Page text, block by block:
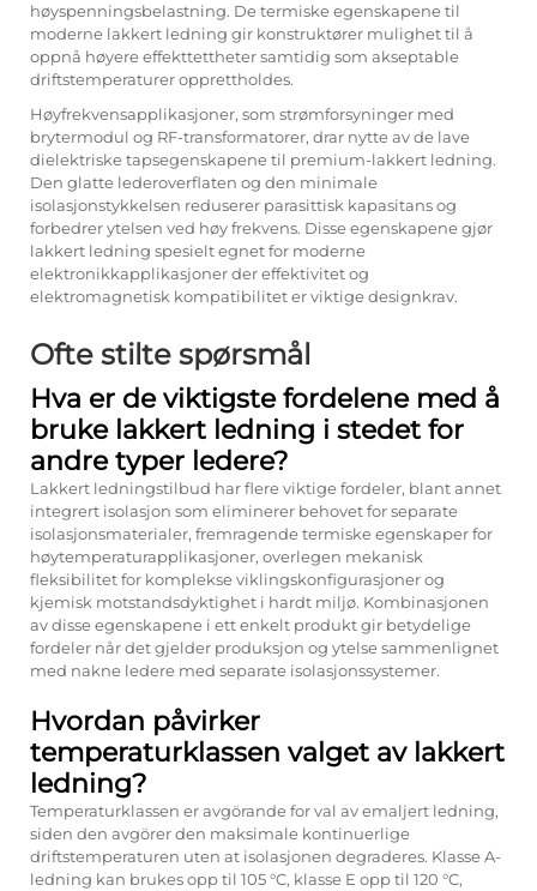
høyspenningsbelastning. De termiske egenskapene til
moderne lakkert ledning gir konstruktører mulighet til å
oppnå høyere effekttettheter samtidig som akseptable
driftstemperaturer opprettholdes.
Høyfrekvensapplikasjoner, som strømforsyninger med
brytermodul og RF-transformatorer, drar nytte av de lave
dielektriske tapsegenskapene til premium-lakkert ledning.
Den glatte lederoverflaten og den minimale
isolasjonstykkelsen reduserer parasittisk kapasitans og
forbedrer ytelsen ved høy frekvens. Disse egenskapene gjør
lakkert ledning spesielt egnet for moderne
elektronikkapplikasjoner der effektivitet og
elektromagnetisk kompatibilitet er viktige designkrav.
Ofte stilte spørsmål
Hva er de viktigste fordelene med å
bruke lakkert ledning i stedet for
andre typer ledere?
Lakkert ledningstilbud har flere viktige fordeler, blant annet
integrert isolasjon som eliminerer behovet for separate
isolasjonsmaterialer, fremragende termiske egenskaper for
høytemperaturapplikasjoner, overlegen mekanisk
fleksibilitet for komplekse viklingskonfigurasjoner og
kjemisk motstandsdyktighet i hardt miljø. Kombinasjonen
av disse egenskapene i ett enkelt produkt gir betydelige
fordeler når det gjelder produksjon og ytelse sammenlignet
med nakne ledere med separate isolasjonssystemer.
Hvordan påvirker
temperaturklassen valget av lakkert
ledning?
Temperaturklassen er avgörande for val av emaljert ledning,
siden den avgörer den maksimale kontinuerlige
driftstemperaturen uten at isolasjonen degraderes. Klasse A-
ledning kan brukes opp til 105 °C, klasse E opp til 120 °C,